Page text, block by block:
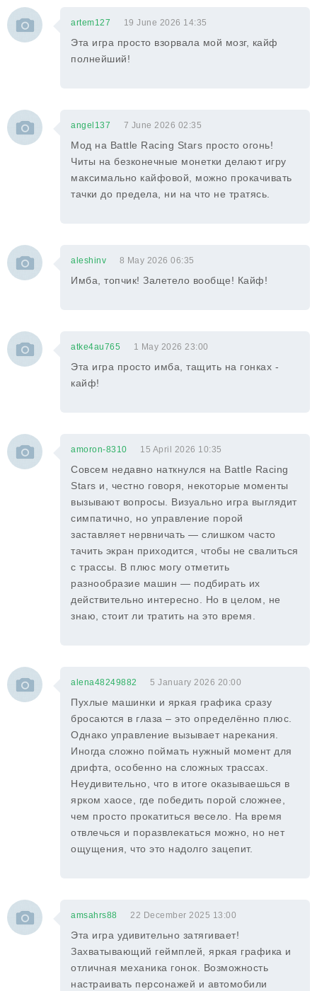
artem127 19 June 2026 14:35
Эта игра просто взорвала мой мозг, кайф
полнейший!
angel137 7 June 2026 02:35
Мод на Battle Racing Stars просто огонь!
Читы на безконечные монетки делают игру
максимально кайфовой, можно прокачивать
тачки до предела, ни на что не тратясь.
aleshinv 8 May 2026 06:35
Имба, топчик! Залетело вообще! Кайф!
atke4au765 1 May 2026 23:00
Эта игра просто имба, тащить на гонках -
кайф!
amoron-8310 15 April 2026 10:35
Совсем недавно наткнулся на Battle Racing
Stars и, честно говоря, некоторые моменты
вызывают вопросы. Визуально игра выглядит
симпатично, но управление порой
заставляет нервничать — слишком часто
тачить экран приходится, чтобы не свалиться
с трассы. В плюс могу отметить
разнообразие машин — подбирать их
действительно интересно. Но в целом, не
знаю, стоит ли тратить на это время.
alena48249882 5 January 2026 20:00
Пухлые машинки и яркая графика сразу
бросаются в глаза – это определённо плюс.
Однако управление вызывает нарекания.
Иногда сложно поймать нужный момент для
дрифта, особенно на сложных трассах.
Неудивительно, что в итоге оказываешься в
ярком хаосе, где победить порой сложнее,
чем просто прокатиться весело. На время
отвлечься и поразвлекаться можно, но нет
ощущения, что это надолго зацепит.
amsahrs88 22 December 2025 13:00
Эта игра удивительно затягивает!
Захватывающий геймплей, яркая графика и
отличная механика гонок. Возможность
настраивать персонажей и автомобили